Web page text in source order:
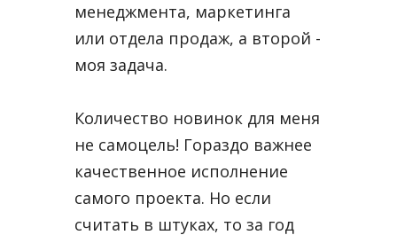
менеджмента, маркетинга
или отдела продаж, а второй -
моя задача.
Количество новинок для меня
не самоцель! Гораздо важнее
качественное исполнение
самого проекта. Но если
считать в штуках, то за год